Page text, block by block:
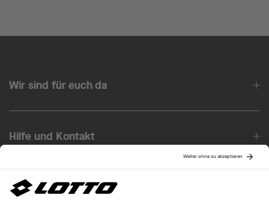
Wir sind für euch da
Hilfe und Kontakt
Über uns